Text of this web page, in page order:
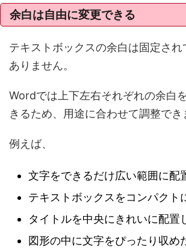
余白は自由に変更できる
テキストボックスの余白は固定され
ありません。
Wordでは上下左右それぞれの余白
きるため、用途に合わせて調整でき
例えば、
文字をできるだけ広い範囲に配
テキストボックスをコンパクト
タイトルを中央にきれいに配置
図形の中に文字をぴったり収め